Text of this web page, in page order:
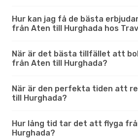
Hur kan jag få de bästa
från Aten till Hurghada hos
När är det bästa tillfället att
från Aten till Hurghada?
När är den perfekta tiden att
till Hurghada?
Hur lång tid tar det att flyga
Hurghada?